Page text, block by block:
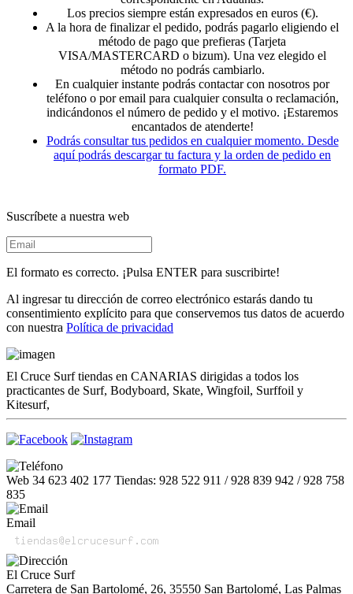
Los precios siempre están expresados en euros (€).
A la hora de finalizar el pedido, podrás pagarlo eligiendo el
método de pago que prefieras (Tarjeta
VISA/MASTERCARD o bizum). Una vez elegido el
método no podrás cambiarlo.
En cualquier instante podrás contactar con nosotros por
teléfono o por email para cualquier consulta o reclamación,
indicándonos el número de pedido y el motivo. ¡Estaremos
encantados de atenderte!
Podrás consultar tus pedidos en cualquier momento. Desde
aquí podrás descargar tu factura y la orden de pedido en
formato PDF.
Suscríbete a nuestra web
El formato es correcto. ¡Pulsa ENTER para suscribirte!
Al ingresar tu dirección de correo electrónico estarás dando tu
consentimiento explícito para que conservemos tus datos de acuerdo
con nuestra Política de privacidad
El Cruce Surf tiendas en CANARIAS dirigidas a todos los
practicantes de Surf, Bodyboard, Skate, Wingfoil, Surffoil y
Kitesurf,
Web 34 623 402 177 Tiendas: 928 522 911 / 928 839 942 / 928 758
835
Email
El Cruce Surf
Carretera de San Bartolomé, 26, 35550 San Bartolomé, Las Palmas